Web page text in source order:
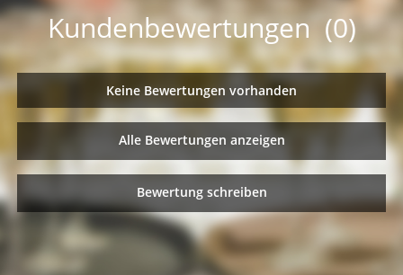
Kundenbewertungen (0)
Keine Bewertungen vorhanden
Alle Bewertungen anzeigen
Bewertung schreiben